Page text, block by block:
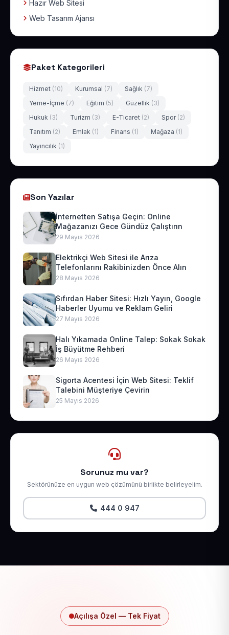
Hazır Web Sitesi
Web Tasarım Ajansı
Paket Kategorileri
Hizmet (10) Kurumsal (7) Sağlık (7)
Yeme-İçme (7) Eğitim (5) Güzellik (3)
Hukuk (3) Turizm (3) E-Ticaret (2) Spor (2)
Tanıtım (2) Emlak (1) Finans (1) Mağaza (1)
Yayıncılık (1)
Son Yazılar
İnternetten Satışa Geçin: Online
Mağazanızı Gece Gündüz Çalıştırın
29 Mayıs 2026
Elektrikçi Web Sitesi ile Arıza
Telefonlarını Rakibinizden Önce Alın
28 Mayıs 2026
Sıfırdan Haber Sitesi: Hızlı Yayın, Google
Haberler Uyumu ve Reklam Geliri
27 Mayıs 2026
Halı Yıkamada Online Talep: Sokak Sokak
İş Büyütme Rehberi
26 Mayıs 2026
Sigorta Acentesi İçin Web Sitesi: Teklif
Talebini Müşteriye Çevirin
25 Mayıs 2026
Sorunuz mu var?
Sektörünüze en uygun web çözümünü birlikte belirleyelim.
444 0 947
Açılışa Özel — Tek Fiyat